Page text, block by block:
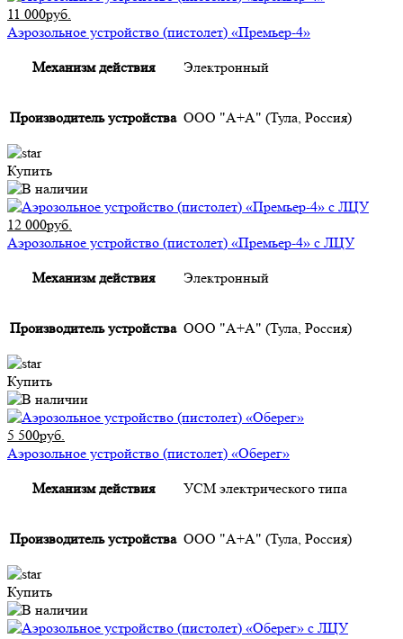
11 000руб.
Аэрозольное устройство (пистолет) «Премьер-4»
Механизм действия Электронный
Производитель устройства ООО "А+А" (Тула, Россия)
Купить
12 000руб.
Аэрозольное устройство (пистолет) «Премьер-4» с ЛЦУ
Механизм действия Электронный
Производитель устройства ООО "А+А" (Тула, Россия)
Купить
5 500руб.
Аэрозольное устройство (пистолет) «Оберег»
Механизм действия УСМ электрического типа
Производитель устройства ООО "А+А" (Тула, Россия)
Купить